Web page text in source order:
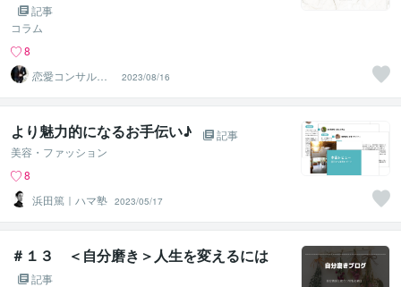
記事
コラム
8
恋愛コンサルタ
ント 真希
2023/08/16
より魅力的になるお手伝い♪
記事
美容・ファッション
8
浜田篤｜ハマ塾 2023/05/17
＃１３ ＜自分磨き＞人生を変えるには
記事